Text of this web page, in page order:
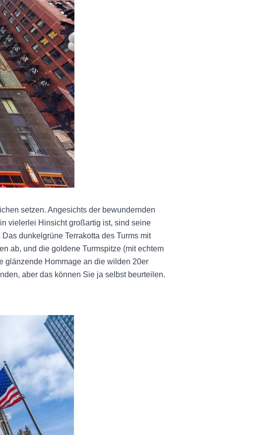
setzen. Angesichts der bewundernden
vielerlei Hinsicht großartig ist, sind seine
dunkelgrüne Terrakotta des Turms mit
ab, und die goldene Turmspitze (mit echtem
glänzende Hommage an die wilden 20er
aber das können Sie ja selbst beurteilen.